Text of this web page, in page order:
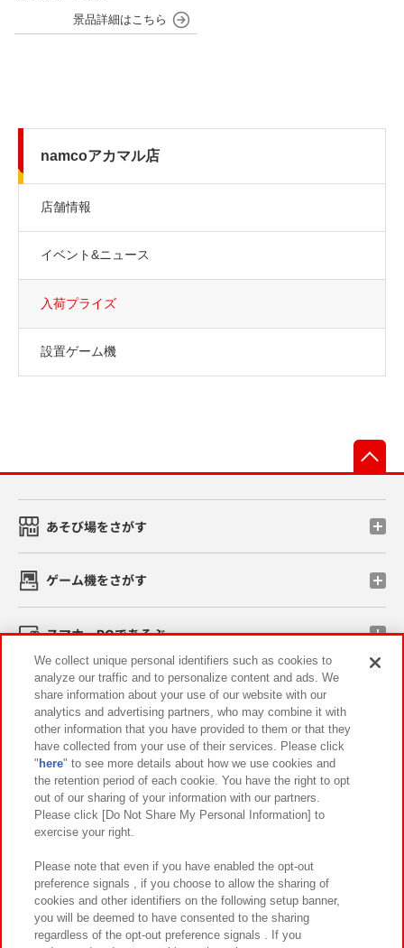
namcoアカマル店
店舗情報
イベント&ニュース
入荷プライズ
設置ゲーム機
あそび場をさがす
ゲーム機をさがす
スマホ・PCであそぶ
イベント・キャンペーン
関連会社 サステナビリティ サイトポリシー
プライバシーポリシー ウェブアクセシビリティ方針と検証結果
お取引先さまとともに
カスタマーハラスメント対応方針 よくあるご質問・お問い合わせ
We collect unique personal identifiers such as cookies to
analyze our traffic and to personalize content and ads. We
share information about your use of our website with our
analytics and advertising partners, who may combine it with
other information that you have provided to them or that they
have collected from your use of their services. Please click
" here" to see more details about how we use cookies and
the retention period of each cookie. You have the right to opt
out of our sharing of your information with our partners.
Please click [Do Not Share My Personal Information] to
exercise your right.
Please note that even if you have enabled the opt-out
preference signals , if you choose to allow the sharing of
cookies and other identifiers on the following setup banner,
you will be deemed to have consented to the sharing
regardless of the opt-out preference signals . If you